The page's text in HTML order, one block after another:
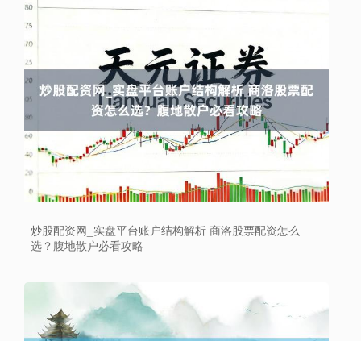
炒股配资网_实盘平台账户结构解析 商洛股票配资怎么
选？腹地散户必看攻略